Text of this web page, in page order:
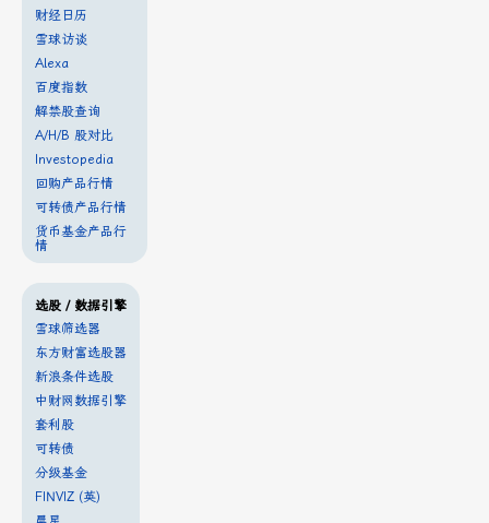
财经日历
雪球访谈
Alexa
百度指数
解禁股查询
A/H/B 股对比
Investopedia
回购产品行情
可转债产品行情
货币基金产品行
情
选股 / 数据引擎
雪球筛选器
东方财富选股器
新浪条件选股
中财网数据引擎
套利股
可转债
分级基金
FINVIZ (英)